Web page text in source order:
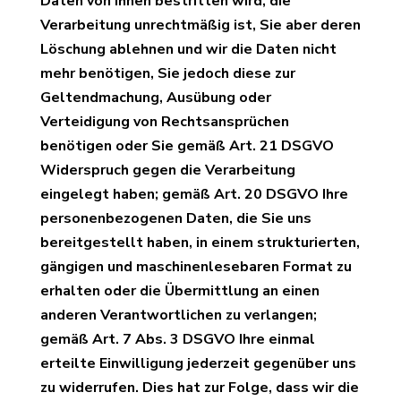
Verarbeitung unrechtmäßig ist, Sie aber deren
Löschung ablehnen und wir die Daten nicht
mehr benötigen, Sie jedoch diese zur
Geltendmachung, Ausübung oder
Verteidigung von Rechtsansprüchen
benötigen oder Sie gemäß Art. 21 DSGVO
Widerspruch gegen die Verarbeitung
eingelegt haben; gemäß Art. 20 DSGVO Ihre
personenbezogenen Daten, die Sie uns
bereitgestellt haben, in einem strukturierten,
gängigen und maschinenlesebaren Format zu
erhalten oder die Übermittlung an einen
anderen Verantwortlichen zu verlangen;
gemäß Art. 7 Abs. 3 DSGVO Ihre einmal
erteilte Einwilligung jederzeit gegenüber uns
zu widerrufen. Dies hat zur Folge, dass wir die